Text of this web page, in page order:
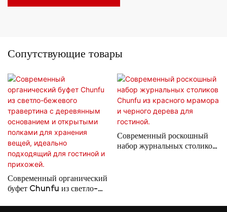
Сопутствующие товары
Современный органический
буфет Chunfu из светло-
Современный роскошный
набор журнальных столиков